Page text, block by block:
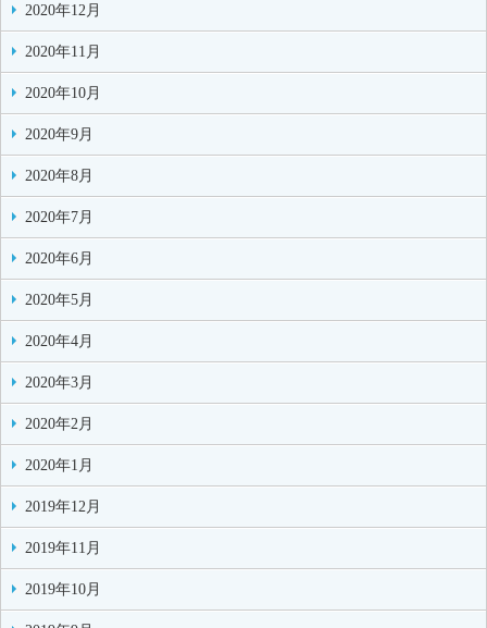
2020年12月
2020年11月
2020年10月
2020年9月
2020年8月
2020年7月
2020年6月
2020年5月
2020年4月
2020年3月
2020年2月
2020年1月
2019年12月
2019年11月
2019年10月